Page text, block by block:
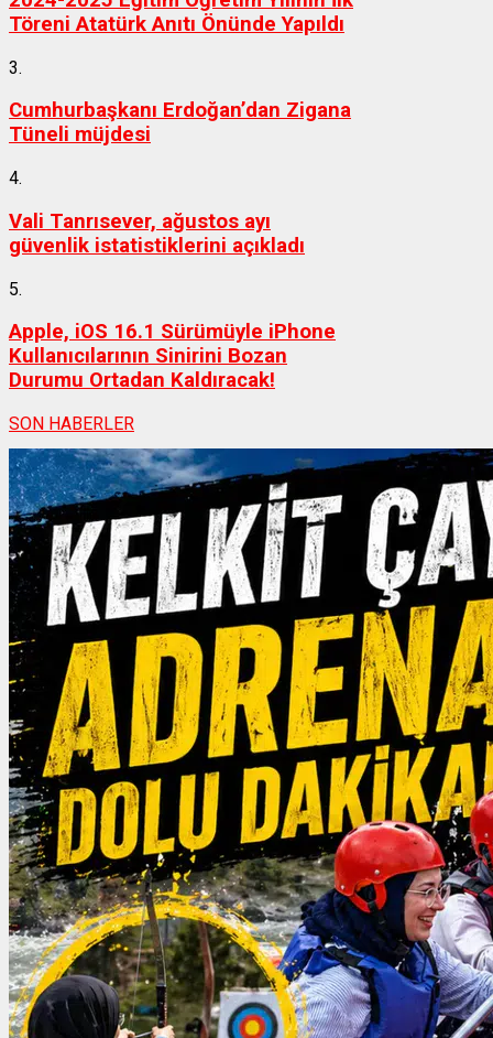
Töreni Atatürk Anıtı Önünde Yapıldı
3.
Cumhurbaşkanı Erdoğan’dan Zigana
Tüneli müjdesi
4.
Vali Tanrısever, ağustos ayı
güvenlik istatistiklerini açıkladı
5.
Apple, iOS 16.1 Sürümüyle iPhone
Kullanıcılarının Sinirini Bozan
Durumu Ortadan Kaldıracak!
SON HABERLER